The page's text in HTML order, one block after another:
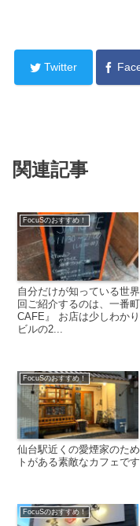
Twitter
関連記事
FocuSのおすすめ！
自分だけが知っている世
回ご紹介するのは、一番
CAFE』 お店は少しわか
ビルの2...
FocuSのおすすめ！
仙台駅近くの愛煙家のた
トがある素敵なカフェです
FocuSのおすすめ！